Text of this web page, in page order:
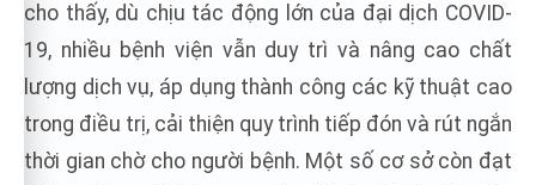
cho thấy, dù chịu tác động lớn của đại dịch COVID-
19, nhiều bệnh viện vẫn duy trì và nâng cao chất
lượng dịch vụ, áp dụng thành công các kỹ thuật cao
trong điều trị, cải thiện quy trình tiếp đón và rút ngắn
thời gian chờ cho người bệnh. Một số cơ sở còn đạt